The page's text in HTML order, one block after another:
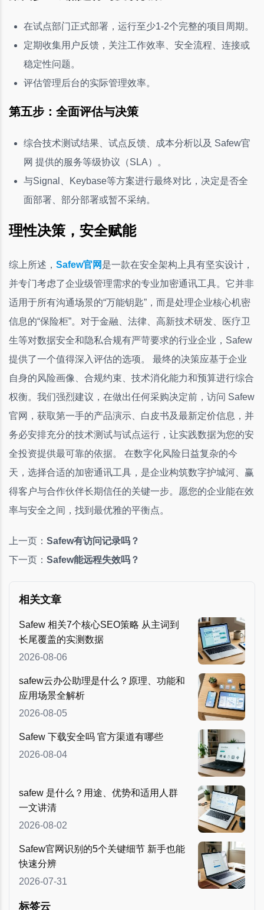
在试点部门正式部署，运行至少1-2个完整的项目周期。
定期收集用户反馈，关注工作效率、安全流程、连接或
稳定性问题。
评估管理后台的实际管理效率。
第五步：全面评估与决策
综合技术测试结果、试点反馈、成本分析以及 Safew官
网 提供的服务等级协议（SLA）。
与Signal、Keybase等方案进行最终对比，决定是否全
面部署、部分部署或暂不采纳。
理性决策，安全赋能
综上所述， Safew官网是一款在安全架构上具有坚实设计，
并专门考虑了企业级管理需求的专业加密通讯工具。它并非
适用于所有沟通场景的“万能钥匙”，而是处理企业核心机密
信息的“保险柜”。对于金融、法律、高新技术研发、医疗卫
生等对数据安全和隐私合规有严苛要求的行业企业，Safew
提供了一个值得深入评估的选项。 最终的决策应基于企业
自身的风险画像、合规约束、技术消化能力和预算进行综合
权衡。我们强烈建议，在做出任何采购决定前，访问 Safew
官网，获取第一手的产品演示、白皮书及最新定价信息，并
务必安排充分的技术测试与试点运行，让实践数据为您的安
全投资提供最可靠的依据。 在数字化风险日益复杂的今
天，选择合适的加密通讯工具，是企业构筑数字护城河、赢
得客户与合作伙伴长期信任的关键一步。愿您的企业能在效
率与安全之间，找到最优雅的平衡点。
上一页： Safew有访问记录吗？
下一页： Safew能远程失效吗？
相关文章
Safew 相关7个核心SEO策略 从主词到
长尾覆盖的实测数据
2026-08-06
safew云办公助理是什么？原理、功能和
应用场景全解析
2026-08-05
Safew 下载安全吗 官方渠道有哪些
2026-08-04
safew 是什么？用途、优势和适用人群
一文讲清
2026-08-02
Safew官网识别的5个关键细节 新手也能
快速分辨
2026-07-31
标签云